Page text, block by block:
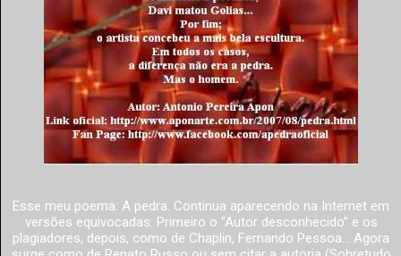
Esse meu poema: A pedra. Continua aparecendo na Internet em
versões equivocadas: Primeiro o “Autor desconhecido” e os
plagiadores, depois, como de Chaplin, Fernando Pessoa... Agora